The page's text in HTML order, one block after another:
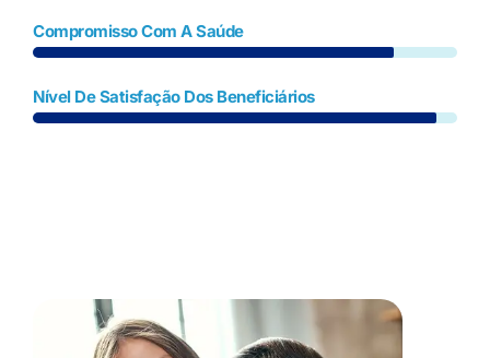
Compromisso Com A Saúde
Nível De Satisfação Dos Beneficiários